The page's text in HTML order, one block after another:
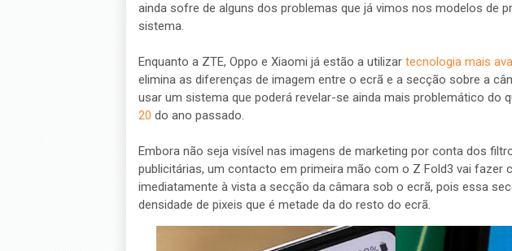
ainda sofre de alguns dos problemas que já vimos nos modelos de
sistema.
Enquanto a ZTE, Oppo e Xiaomi já estão a utilizar tecnologia mais
elimina as diferenças de imagem entre o ecrã e a secção sobre a
usar um sistema que poderá revelar-se ainda mais problemático do
20 do ano passado.
Embora não seja visível nas imagens de marketing por conta dos
publicitárias, um contacto em primeira mão com o Z Fold3 vai fazer
imediatamente à vista a secção da câmara sob o ecrã, pois essa
densidade de pixeis que é metade da do resto do ecrã.